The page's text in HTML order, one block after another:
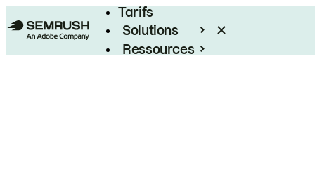
Tarifs
Solutions
Ressources